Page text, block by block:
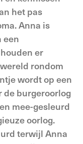
het pas
Anna is
een
er
rondom
wordt op een
de burgeroorlog
mee-gesleurd
oorlog.
terwijl Anna